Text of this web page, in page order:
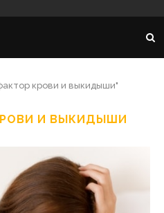
крови и выкидыши"
И ВЫКИДЫШИ